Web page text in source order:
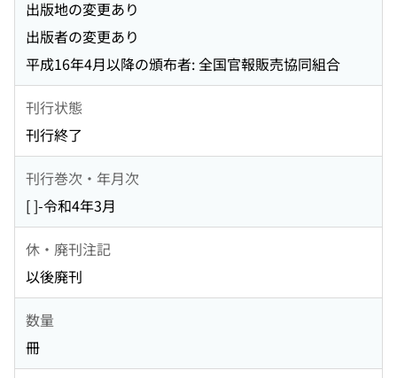
出版地の変更あり
出版者の変更あり
平成16年4月以降の頒布者: 全国官報販売協同組合
刊行状態
刊行終了
刊行巻次・年月次
[ ]-令和4年3月
休・廃刊注記
以後廃刊
数量
冊